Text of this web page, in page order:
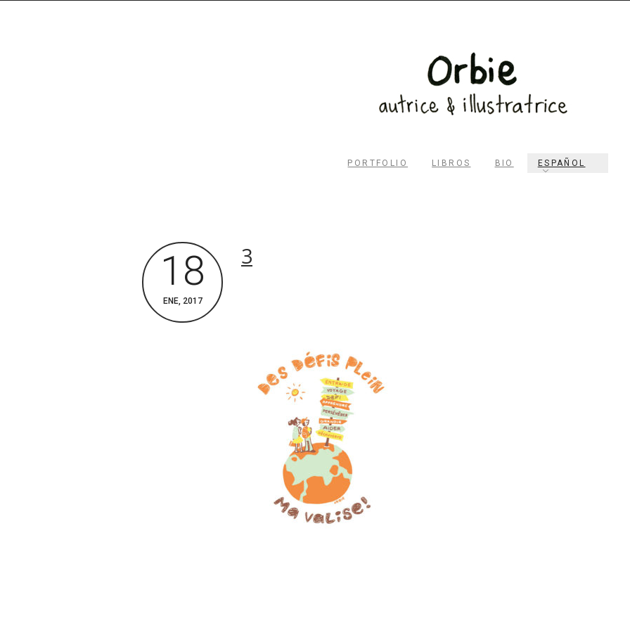
Rechercher dans le site
PORTFOLIO LIBROS BIO ESPAÑOL
18
ENE, 2017
3